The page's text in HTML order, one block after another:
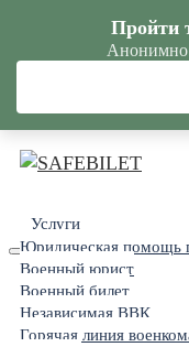
Услуги
Юридическая помощь
Военный юрист
Военный билет
Независимая ВВК
Горячая линия
Пройти
Анонимно